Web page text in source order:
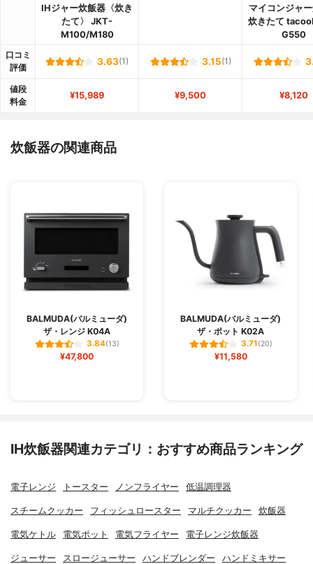
IHジャー炊飯器〈炊き
たて〉 JKT-
M100/M180
マイコンジャ
炊きたて
G550
口コミ
評価
3.63(1) 3.15(1)
値段
料金
¥15,989 ¥9,500 ¥8,120
炊飯器の関連商品
BALMUDA(バルミューダ)
ザ・レンジ K04A
3.84(13)
¥47,800
BALMUDA(バルミューダ)
ザ・ポット K02A
3.71(20)
¥11,580
IH炊飯器関連カテゴリ：おすすめ商品ランキング
電子レンジ トースター ノンフライヤー 低温調理器
スチームクッカー フィッシュロースター マルチクッカー 炊飯器
電気ケトル 電気ポット 電気フライヤー 電子レンジ炊飯器
ジューサー スロージューサー ハンドブレンダー ハンドミキサー